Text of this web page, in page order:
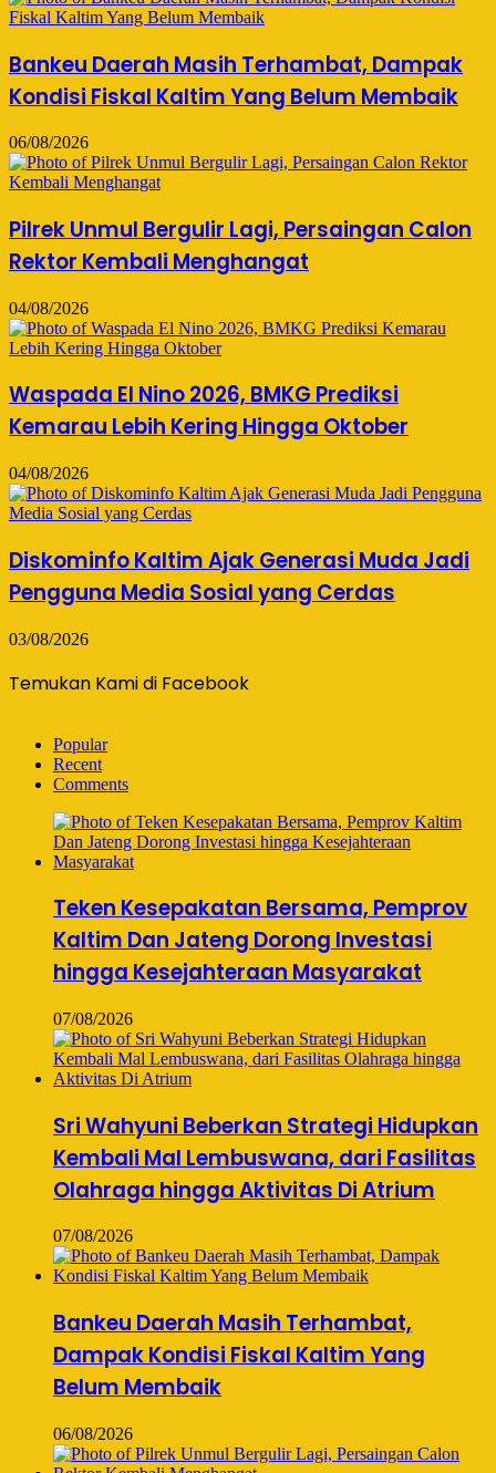
Bankeu Daerah Masih Terhambat, Dampak
Kondisi Fiskal Kaltim Yang Belum Membaik
06/08/2026
Pilrek Unmul Bergulir Lagi, Persaingan Calon
Rektor Kembali Menghangat
04/08/2026
Waspada El Nino 2026, BMKG Prediksi
Kemarau Lebih Kering Hingga Oktober
04/08/2026
Diskominfo Kaltim Ajak Generasi Muda Jadi
Pengguna Media Sosial yang Cerdas
03/08/2026
Temukan Kami di Facebook
Popular
Recent
Comments
Teken Kesepakatan Bersama, Pemprov
Kaltim Dan Jateng Dorong Investasi
hingga Kesejahteraan Masyarakat
07/08/2026
Sri Wahyuni Beberkan Strategi Hidupkan
Kembali Mal Lembuswana, dari Fasilitas
Olahraga hingga Aktivitas Di Atrium
07/08/2026
Bankeu Daerah Masih Terhambat,
Dampak Kondisi Fiskal Kaltim Yang
Belum Membaik
06/08/2026